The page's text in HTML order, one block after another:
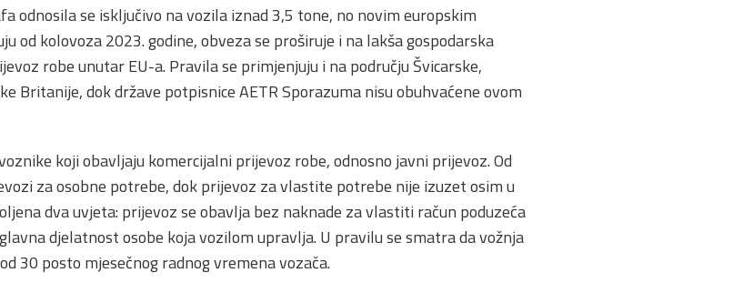
odnosila se isključivo na vozila iznad 3,5 tone, no novim europskim
od kolovoza 2023. godine, obveza se proširuje i na lakša gospodarska
robe unutar EU-a. Pravila se primjenjuju i na području Švicarske,
Britanije, dok države potpisnice AETR Sporazuma nisu obuhvaćene ovom
koji obavljaju komercijalni prijevoz robe, odnosno javni prijevoz. Od
za osobne potrebe, dok prijevoz za vlastite potrebe nije izuzet osim u
dva uvjeta: prijevoz se obavlja bez naknade za vlastiti račun poduzeća
djelatnost osobe koja vozilom upravlja. U pravilu se smatra da vožnja
30 posto mjesečnog radnog vremena vozača.